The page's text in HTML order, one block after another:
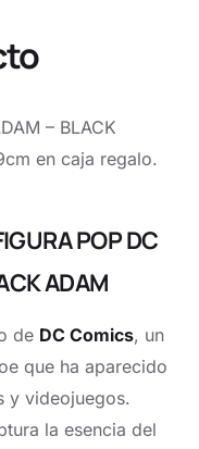
– BLACK
en caja regalo.
POP DC
ADAM
de DC Comics, un
que ha aparecido
y videojuegos.
la esencia del